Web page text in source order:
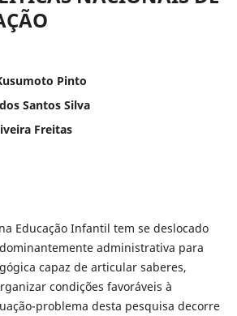
Pinto
Santos Silva
Freitas
Educação Infantil tem se deslocado
administrativa para
capaz de articular saberes,
condições favoráveis à
problema desta pesquisa decorre